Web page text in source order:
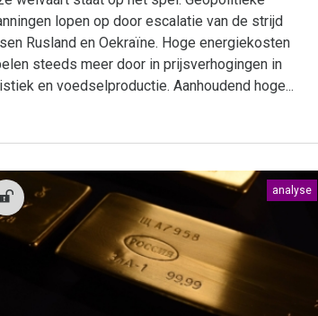
lopen op door escalatie van de strijd
Rusland en Oekraïne. Hoge energiekosten
steeds meer door in prijsverhogingen in
en voedselproductie. Aanhoudend hoge...
analyse